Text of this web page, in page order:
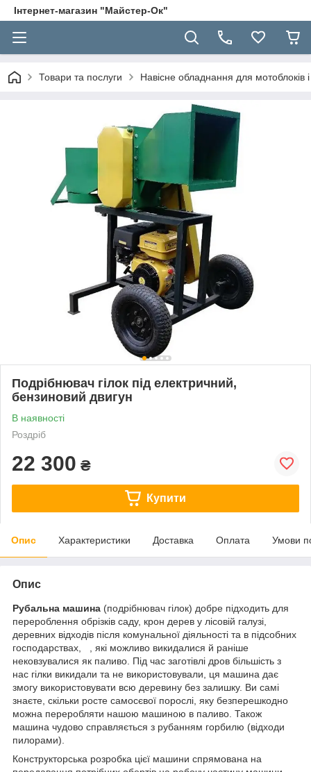
Інтернет-магазин "Майстер-Ок"
Товари та послуги Навісне обладнання для мотоблоків і
Подрібнювач гілок під електричний,
бензиновий двигун
В наявності
Роздріб
22 300 ₴
Купити
Опис Характеристики Доставка Оплата Умови
Опис
Рубальна машина (подрібнювач гілок) добре підходить для
перероблення обрізків саду, крон дерев у лісовій галузі,
деревних відходів після комунальної діяльності та в підсобних
господарствах, , які можливо викидалися й раніше
нековзувалися як паливо. Під час заготівлі дров більшість з
нас гілки викидали та не використовували, ця машина дає
змогу використовувати всю деревину без залишку. Ви самі
знаєте, скільки росте самосєвої порослі, яку безперешкодно
можна переробляти нашою машиною в паливо. Також
машина чудово справляється з рубанням горбилю (відходи
пилорами).
Конструкторська розробка цієї машини спрямована на